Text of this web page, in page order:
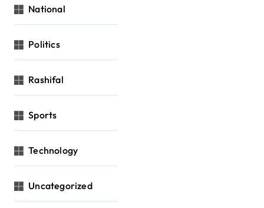
National
Politics
Rashifal
Sports
Technology
Uncategorized